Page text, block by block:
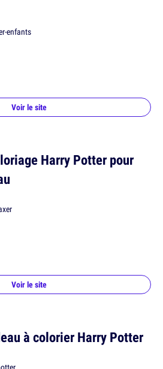
Voir le site
Harry Potter pour
Voir le site
à colorier Harry Potter